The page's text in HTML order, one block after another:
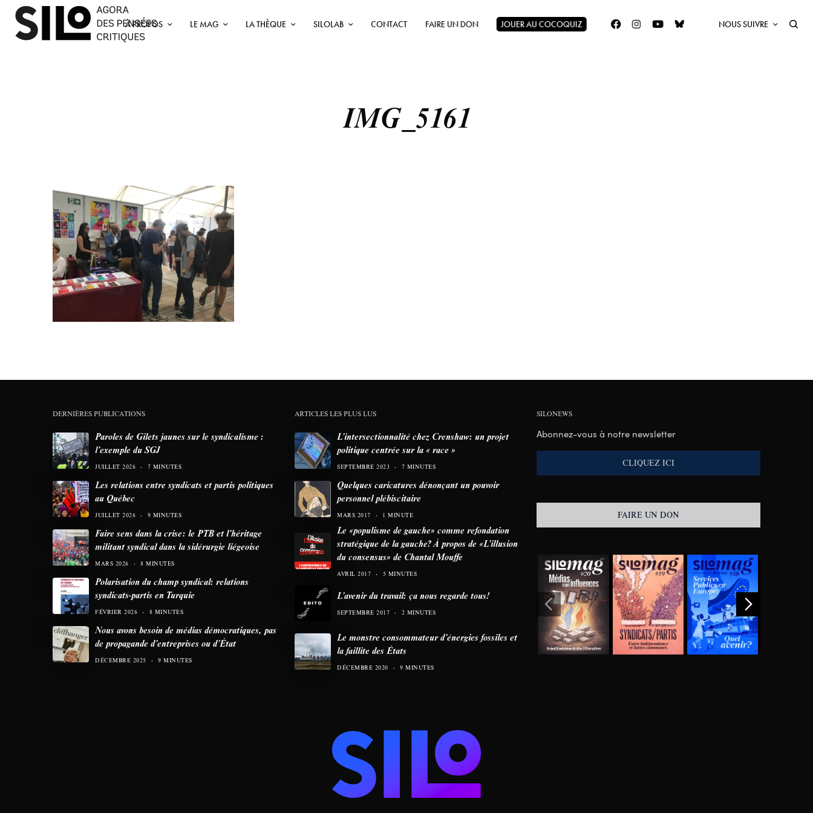
À PROPOS LE MAG LA THÈQUE SILOLAB CONTACT FAIRE UN DON JOUER AU COCOQUIZ NOUS SUIVRE
IMG_5161
DERNIÈRES PUBLICATIONS
Paroles de Gilets jaunes sur le syndicalisme :
l’exemple du SGJ
JUILLET 2026 7 MINUTES
Les relations entre syndicats et partis politiques
au Québec
JUILLET 2026 9 MINUTES
Faire sens dans la crise: le PTB et l’héritage
militant syndical dans la sidérurgie liégeoise
MARS 2026 8 MINUTES
Polarisation du champ syndical: relations
syndicats-partis en Turquie
FÉVRIER 2026 8 MINUTES
Nous avons besoin de médias démocratiques, pas
de propagande d’entreprises ou d’État
DÉCEMBRE 2025 9 MINUTES
ARTICLES LES PLUS LUS
L’intersectionnalité chez Crenshaw: un projet
politique centrée sur la « race »
SEPTEMBRE 2023 7 MINUTES
Quelques caricatures dénonçant un pouvoir
personnel plébiscitaire
MARS 2017 1 MINUTE
Le «populisme de gauche» comme refondation
stratégique de la gauche? À propos de «L’illusion
du consensus» de Chantal Mouffe
AVRIL 2017 5 MINUTES
L’avenir du travail: ça nous regarde tous!
SEPTEMBRE 2017 2 MINUTES
Le monstre consommateur d’énergies fossiles et
la faillite des États
DÉCEMBRE 2020 9 MINUTES
SILONEWS
Abonnez-vous à notre newsletter
CLIQUEZ ICI
FAIRE UN DON